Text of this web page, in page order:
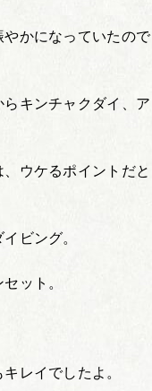
かになっていたので
キンチャクダイ、ア
ウケるポイントだと
ビング。
ット。
レイでしたよ。